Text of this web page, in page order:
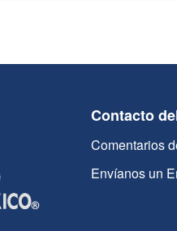
Contacto
Comentarios
Envíanos un